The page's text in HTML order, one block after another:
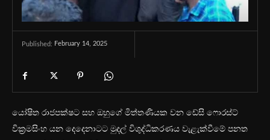
Published: February 14, 2025
යෝෂිත රාජපක්ෂට සහ ඔහුගේ මිත්තණියක වන ඩේසි ෆොරස්ට්
වික්‍රමසිංහ යන දෙදෙනාටට මුදල් විශුද්ධිකරණය වැළැක්වීමේ පනත